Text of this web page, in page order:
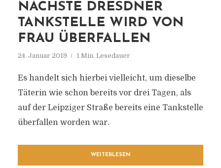
NÄCHSTE DRESDNER
TANKSTELLE WIRD VON
FRAU ÜBERFALLEN
24. Januar 2019 1 Min. Lesedauer
Es handelt sich hierbei vielleicht, um dieselbe
Täterin wie schon bereits vor drei Tagen, als
auf der Leipziger Straße bereits eine Tankstelle
überfallen worden war.
WEITERLESEN